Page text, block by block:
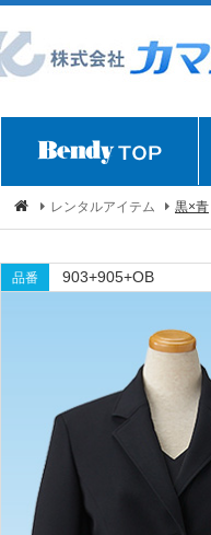
レンタルアイテム 黒×青
品番 903+905+OB